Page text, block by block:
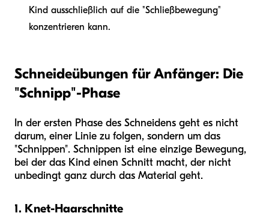
Kind ausschließlich auf die "Schließbewegung"
konzentrieren kann.
Schneideübungen für Anfänger: Die
"Schnipp"-Phase
In der ersten Phase des Schneidens geht es nicht
darum, einer Linie zu folgen, sondern um das
"Schnippen". Schnippen ist eine einzige Bewegung,
bei der das Kind einen Schnitt macht, der nicht
unbedingt ganz durch das Material geht.
1. Knet-Haarschnitte